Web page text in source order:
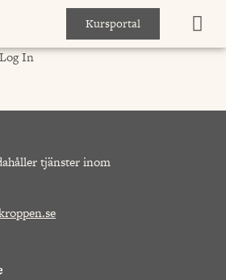
Kursportal
Log In
tjänster inom